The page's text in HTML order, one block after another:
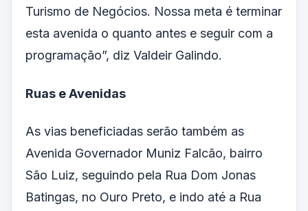
Turismo de Negócios. Nossa meta é terminar
esta avenida o quanto antes e seguir com a
programação”, diz Valdeir Galindo.
Ruas e Avenidas
As vias beneficiadas serão também as
Avenida Governador Muniz Falcão, bairro
São Luiz, seguindo pela Rua Dom Jonas
Batingas, no Ouro Preto, e indo até a Rua